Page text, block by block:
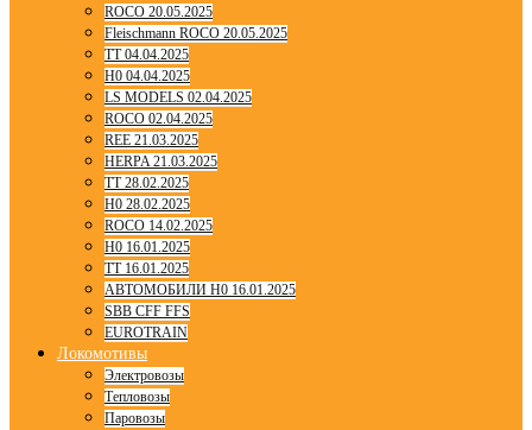
ROCO 20.05.2025
Fleischmann ROCO 20.05.2025
TT 04.04.2025
H0 04.04.2025
LS MODELS 02.04.2025
ROCO 02.04.2025
REE 21.03.2025
HERPA 21.03.2025
TT 28.02.2025
H0 28.02.2025
ROCO 14.02.2025
H0 16.01.2025
TT 16.01.2025
АВТОМОБИЛИ H0 16.01.2025
SBB CFF FFS
EUROTRAIN
Локомотивы
Электровозы
Тепловозы
Паровозы